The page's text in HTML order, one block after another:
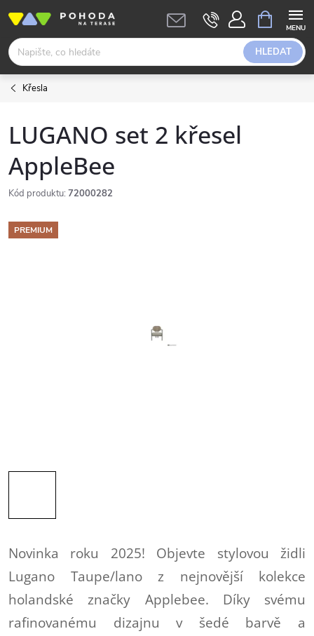
obsah
HLEDAT
NÁKUPNÍ
KOŠÍK
Křesla
LUGANO set 2 křesel
AppleBee
Kód produktu: 72000282
PREMIUM
Novinka roku 2025! Objevte stylovou židli
Lugano Taupe/lano z nejnovější kolekce
holandské značky Applebee. Díky svému
rafinovanému dizajnu v šedé barvě a